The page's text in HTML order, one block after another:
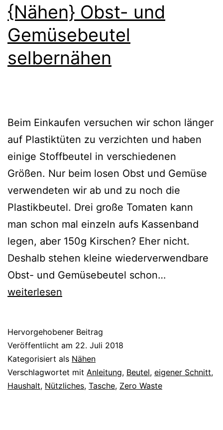
{Nähen} Obst- und
Gemüsebeutel
selbernähen
Beim Einkaufen versuchen wir schon länger
auf Plastiktüten zu verzichten und haben
einige Stoffbeutel in verschiedenen
Größen. Nur beim losen Obst und Gemüse
verwendeten wir ab und zu noch die
Plastikbeutel. Drei große Tomaten kann
man schon mal einzeln aufs Kassenband
legen, aber 150g Kirschen? Eher nicht.
Deshalb stehen kleine wiederverwendbare
Obst- und Gemüsebeutel schon…
weiterlesen
Hervorgehobener Beitrag
Veröffentlicht am 22. Juli 2018
Kategorisiert als Nähen
Verschlagwortet mit Anleitung, Beutel, eigener Schnitt,
Haushalt, Nützliches, Tasche, Zero Waste